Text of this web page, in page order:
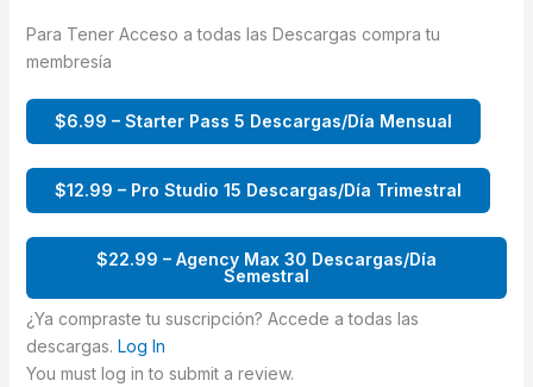
Para Tener Acceso a todas las Descargas compra tu
membresía
$6.99 – Starter Pass 5 Descargas/Día Mensual
$12.99 – Pro Studio 15 Descargas/Día Trimestral
$22.99 – Agency Max 30 Descargas/Día
Semestral
¿Ya compraste tu suscripción? Accede a todas las
descargas. Log In
You must log in to submit a review.